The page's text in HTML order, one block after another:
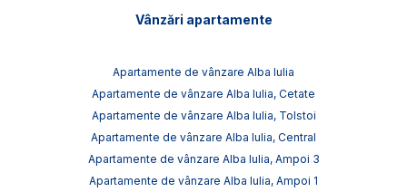
Vânzări apartamente
Apartamente de vânzare Alba Iulia
Apartamente de vânzare Alba Iulia, Cetate
Apartamente de vânzare Alba Iulia, Tolstoi
Apartamente de vânzare Alba Iulia, Central
Apartamente de vânzare Alba Iulia, Ampoi 3
Apartamente de vânzare Alba Iulia, Ampoi 1